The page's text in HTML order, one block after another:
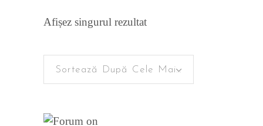
Afișez singurul rezultat
Sortează După Cele Mai Recente